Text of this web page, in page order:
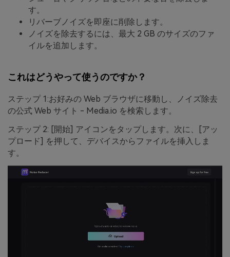
す。
リバーブノイズを即座に削除します。
ノイズを除去するには、最大 2 GB のサイズのファ
イルを追加します。
これはどうやって使うのですか？
ステップ 1:お好みの Web ブラウザに移動し、ノイズ除去
の公式 Web サイト - Media.io を検索します。
ステップ 2: [開始] アイコンをタップします。次に、[アッ
プロード] を押して、デバイスからファイルを挿入しま
す。